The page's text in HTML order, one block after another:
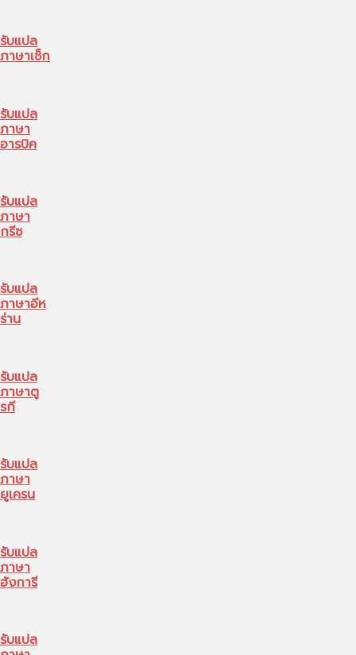
รับแปล
ภาษาเช็ก
รับแปล
ภาษา
อารบิค
รับแปล
ภาษา
กรีซ
รับแปล
ภาษาอีห
ร่าน
รับแปล
ภาษาตู
รกี
รับแปล
ภาษา
ยูเครน
รับแปล
ภาษา
ฮังการี
รับแปล